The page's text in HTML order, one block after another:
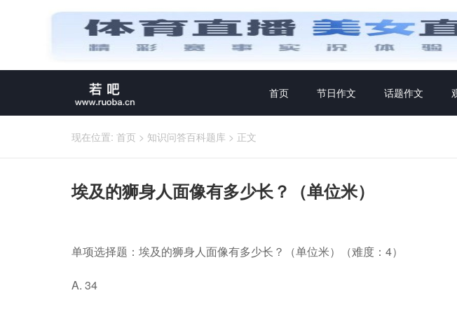
首页 节日作文 话题作文
现在位置: 首页 > 知识问答百科题库 > 正文
埃及的狮身人面像有多少长？（单位米）
单项选择题：埃及的狮身人面像有多少长？（单位米）（难度：4）
A. 34